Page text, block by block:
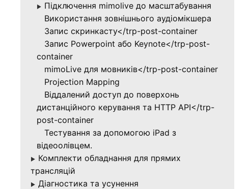
▶ Підключення mimolive до масштабування
Використання зовнішнього аудіомікшера
Запис скринкасту</trp-post-container
Запис Powerpoint або Keynote</trp-post-
container
mimoLive для мовників</trp-post-container
Projection Mapping
Віддалений доступ до поверхонь
дистанційного керування та HTTP API</trp-
post-container
Тестування за допомогою iPad з
відеоолівцем.
▶ Комплекти обладнання для прямих
трансляцій
▶ Діагностика та усунення